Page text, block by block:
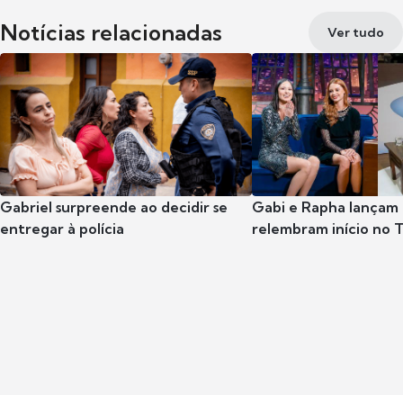
Notícias relacionadas Ver tudo
Gabriel surpreende ao decidir se
entregar à polícia
Gabi e Rapha
relembram início no